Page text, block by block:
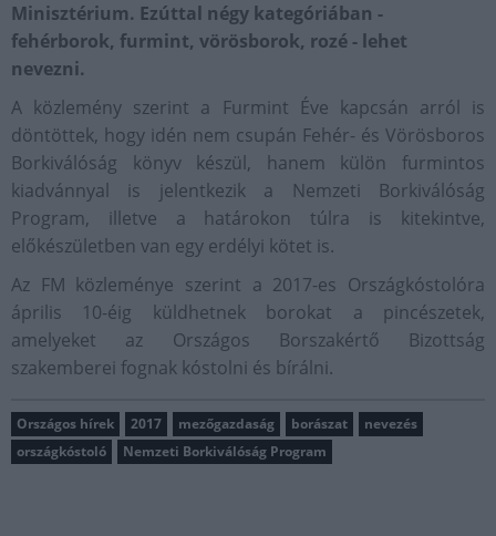
Minisztérium. Ezúttal négy kategóriában -
fehérborok, furmint, vörösborok, rozé - lehet
nevezni.
A közlemény szerint a Furmint Éve kapcsán arról is
döntöttek, hogy idén nem csupán Fehér- és Vörösboros
Borkiválóság könyv készül, hanem külön furmintos
kiadvánnyal is jelentkezik a Nemzeti Borkiválóság
Program, illetve a határokon túlra is kitekintve,
előkészületben van egy erdélyi kötet is.
Az FM közleménye szerint a 2017-es Országkóstolóra
április 10-éig küldhetnek borokat a pincészetek,
amelyeket az Országos Borszakértő Bizottság
szakemberei fognak kóstolni és bírálni.
Országos hírek 2017 mezőgazdaság borászat
nevezés
országkóstoló
Nemzeti Borkiválóság Program